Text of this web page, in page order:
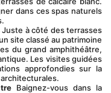
dans ces spas naturels
Juste à côté des terrasses
site classé au patrimoine
du grand amphithéâtre,
Les visites guidées
approfondies sur la
Baignez-vous dans la